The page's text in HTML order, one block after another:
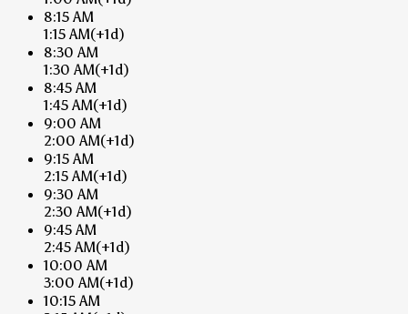
8:15 AM
1:15 AM(+1d)
8:30 AM
1:30 AM(+1d)
8:45 AM
1:45 AM(+1d)
9:00 AM
2:00 AM(+1d)
9:15 AM
2:15 AM(+1d)
9:30 AM
2:30 AM(+1d)
9:45 AM
2:45 AM(+1d)
10:00 AM
3:00 AM(+1d)
10:15 AM